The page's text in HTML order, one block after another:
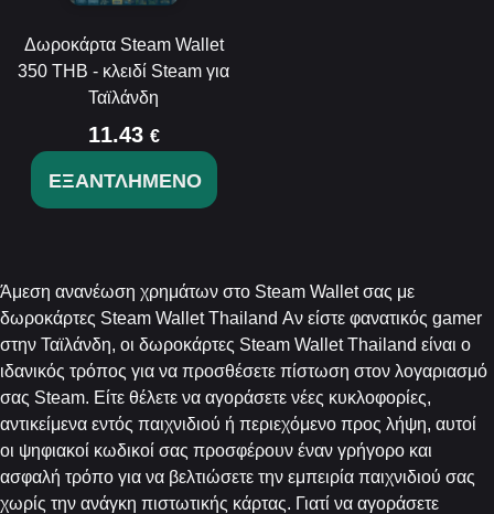
Δωροκάρτα Steam Wallet
350 THB - κλειδί Steam για
Ταϊλάνδη
11.43 €
ΕΞΑΝΤΛΗΜΈΝΟ
Άμεση ανανέωση χρημάτων στο Steam Wallet σας με
δωροκάρτες Steam Wallet Thailand Αν είστε φανατικός gamer
στην Ταϊλάνδη, οι δωροκάρτες Steam Wallet Thailand είναι ο
ιδανικός τρόπος για να προσθέσετε πίστωση στον λογαριασμό
σας Steam. Είτε θέλετε να αγοράσετε νέες κυκλοφορίες,
αντικείμενα εντός παιχνιδιού ή περιεχόμενο προς λήψη, αυτοί
οι ψηφιακοί κωδικοί σας προσφέρουν έναν γρήγορο και
ασφαλή τρόπο για να βελτιώσετε την εμπειρία παιχνιδιού σας
χωρίς την ανάγκη πιστωτικής κάρτας. Γιατί να αγοράσετε